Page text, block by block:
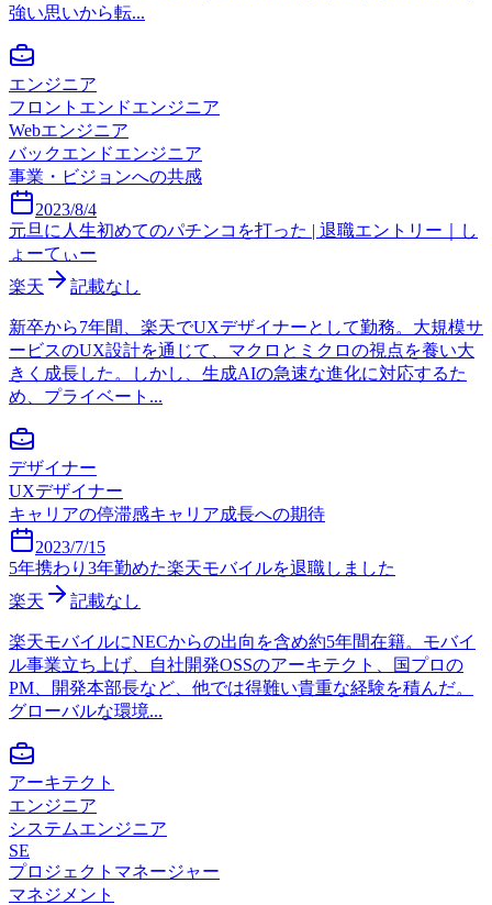
強い思いから転...
エンジニア
フロントエンドエンジニア
Webエンジニア
バックエンドエンジニア
事業・ビジョンへの共感
2023/8/4
元旦に人生初めてのパチンコを打った | 退職エントリー｜し
ょーてぃー
楽天
記載なし
新卒から7年間、楽天でUXデザイナーとして勤務。大規模サ
ービスのUX設計を通じて、マクロとミクロの視点を養い大
きく成長した。しかし、生成AIの急速な進化に対応するた
め、プライベート...
デザイナー
UXデザイナー
キャリアの停滞感キャリア成長への期待
2023/7/15
5年携わり3年勤めた楽天モバイルを退職しました
楽天
記載なし
楽天モバイルにNECからの出向を含め約5年間在籍。モバイ
ル事業立ち上げ、自社開発OSSのアーキテクト、国プロの
PM、開発本部長など、他では得難い貴重な経験を積んだ。
グローバルな環境...
アーキテクト
エンジニア
システムエンジニア
SE
プロジェクトマネージャー
マネジメント